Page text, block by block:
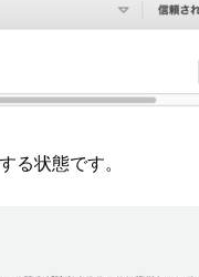
る状態です。